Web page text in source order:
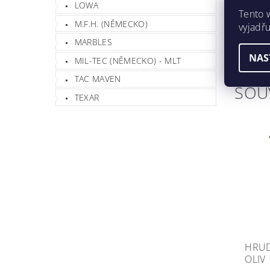
LOWA
M.F.H. (NĚMECKO)
MARBLES
MIL-TEC (NĚMECKO) - MLT
TAC MAVEN
TEXAR
Obsah
Rozměr:
OLIV
Tento